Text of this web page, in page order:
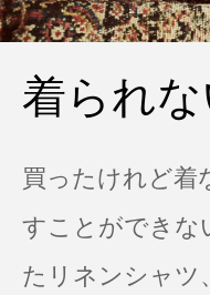
着られ
買ったけれど着
すことができな
たリネンシャツ